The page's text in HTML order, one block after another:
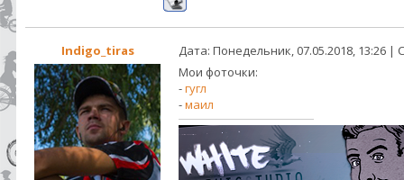
Indigo_tiras Дата: Понедельник, 07.05.2018, 13:26
Мои фоточки:
-гугл
-маил